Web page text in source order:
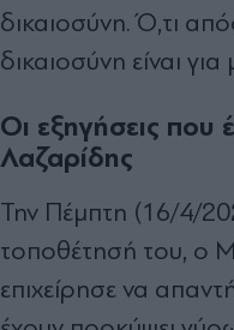
δικαιοσύνη. Ό,τι
δικαιοσύνη είναι
Οι εξηγήσεις
Λαζαρίδης
Την Πέμπτη (16/4/
τοποθέτησή του, ο
επιχείρησε να